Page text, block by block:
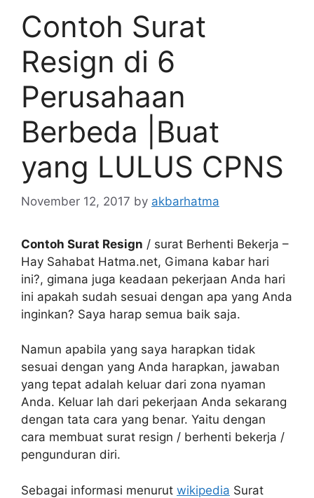
Contoh Surat
Resign di 6
Perusahaan
Berbeda |Buat
yang LULUS CPNS
November 12, 2017 by akbarhatma
Contoh Surat Resign / surat Berhenti Bekerja –
Hay Sahabat Hatma.net, Gimana kabar hari
ini?, gimana juga keadaan pekerjaan Anda hari
ini apakah sudah sesuai dengan apa yang Anda
inginkan? Saya harap semua baik saja.
Namun apabila yang saya harapkan tidak
sesuai dengan yang Anda harapkan, jawaban
yang tepat adalah keluar dari zona nyaman
Anda. Keluar lah dari pekerjaan Anda sekarang
dengan tata cara yang benar. Yaitu dengan
cara membuat surat resign / berhenti bekerja /
pengunduran diri.
Sebagai informasi menurut wikipedia Surat